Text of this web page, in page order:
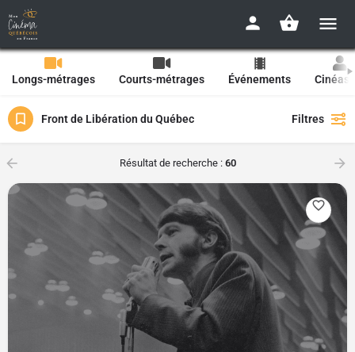
Longs-métrages Courts-métrages Événements
Front de Libération du Québec Filtres
Résultat de recherche : 60